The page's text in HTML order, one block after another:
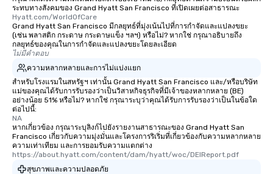
networking
itinerary. You Get a Dinner and a Show
who leads the group
offering engaging
along the way
Different Types of
ระทบทางสังคมของ Grand Hyatt San Francisco ที่เปิดเผยต่อสาธารณะ
Hyatt.com/WorldOfCare
Grand Hyatt San Francisco มีกลยุทธ์ที่มุ่งเน้นไปที่การกำจัดและแปลงขยะ
(เช่น พลาสติก กระดาษ กระดาษแข็ง ฯลฯ) หรือไม่? หากใช่ กรุณาอธิบายถึง
กลยุทธ์ของคุณในการกำจัดและแปลงขยะโดยละเอียด
ไม่มีคำตอบ
ความหลากหลายและการไม่แบ่งแยก
สำหรับโรงแรมในสหรัฐฯ เท่านั้น Grand Hyatt San Francisco และ/หรือบริษัท
แม่ของคุณได้รับการรับรองว่าเป็นวิสาหกิจธุรกิจที่มีเจ้าของหลากหลาย (BE)
อย่างน้อย 51% หรือไม่? หากใช่ กรุณาระบุว่าคุณได้รับการรับรองว่าเป็นในข้อใด
ต่อไปนี้:
NA
หากเกี่ยวข้อง กรุณาระบุลิงก์ไปยังรายงานสาธารณะของ Grand Hyatt San
Francisco เกี่ยวกับความมุ่งมั่นและโครงการริเริ่มที่เกี่ยวข้องกับความหลากหลาย
ความเท่าเทียม และการยอมรับความแตกต่าง
https://about.hyatt.com/content/dam/hyatt/woc/DEIReport.pdf
สุขภาพและความปลอดภัย